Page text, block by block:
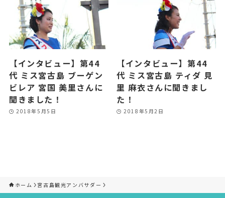
【インタビュー】第44
代 ミス宮古島 ブーゲン
ビレア 宮国 美里さんに
聞きました！
2018年5月5日
【インタビュー】第44
代 ミス宮古島 ティダ 見
里 麻衣さんに聞きまし
た！
2018年5月2日
ホーム 宮古島観光アンバサダー